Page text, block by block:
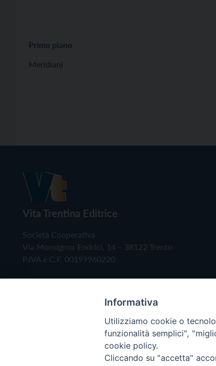
Primo piano
Meridiani
Vita Trentina Editrice
Società Cooperativa
Via Monsignor Endrici, 14 – 38122 Trento
P.IVA e C.F. 00199960220
Informativa
Utilizziamo cookie o
funzionalità semplici",
cookie policy.
Cliccando su "accetta"